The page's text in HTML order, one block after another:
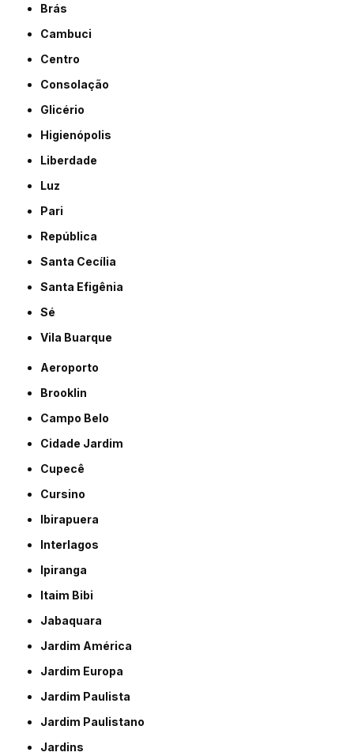
Brás
Cambuci
Centro
Consolação
Glicério
Higienópolis
Liberdade
Luz
Pari
República
Santa Cecília
Santa Efigênia
Sé
Vila Buarque
Aeroporto
Brooklin
Campo Belo
Cidade Jardim
Cupecê
Cursino
Ibirapuera
Interlagos
Ipiranga
Itaim Bibi
Jabaquara
Jardim América
Jardim Europa
Jardim Paulista
Jardim Paulistano
Jardins